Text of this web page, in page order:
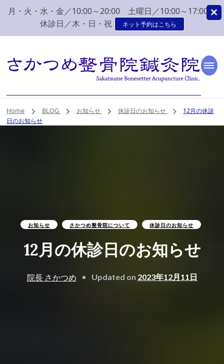
月・火・水・金／10:00～20:00 土曜日／10:00～17:00
休診日／木・日・祝
ネット予約はこちら
新潟市 秋葉区 肩こり
腰痛 整体 鍼灸はさか
鍼灸院へ。みなさまの気持ちに寄り添い、丁寧な問診、治療をさせて
Home BLOG お知らせ 休診日のお知らせ
12月の休診
日のお知らせ
お知らせ さかつめ整骨院について 休診日のお知らせ
12月の休診日のお知らせ
院長 さかつめ Updated on 2023年12月11日